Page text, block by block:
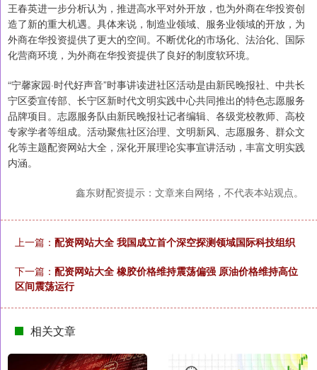
王春英进一步分析认为，推进高水平对外开放，也为外商在华投资创
造了新的重大机遇。具体来说，制造业领域、服务业领域的开放，为
外商在华投资提供了更大的空间。不断优化的市场化、法治化、国际
化营商环境，为外商在华投资提供了良好的制度软环境。
“宁馨家园·时代好声音”时事讲读进社区活动是由新民晚报社、中共长
宁区委宣传部、长宁区新时代文明实践中心共同推出的特色志愿服务
品牌项目。志愿服务队由新民晚报社记者编辑、各级党校教师、高校
专家学者等组成。活动聚焦社区治理、文明新风、志愿服务、群众文
化等主题配资网站大全，深化开展理论实事宣讲活动，丰富文明实践
内涵。
鑫东财配资提示：文章来自网络，不代表本站观点。
上一篇： 配资网站大全 我国成立首个深空探测领域国际科技组织
下一篇： 配资网站大全 橡胶价格维持震荡偏强 原油价格维持高位
区间震荡运行
相关文章